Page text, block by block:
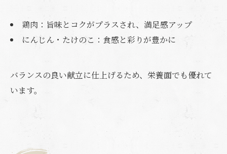
鶏肉：旨味とコクがプラスされ、満足感アップ
にんじん・たけのこ：食感と彩りが豊かに
バランスの良い献立に仕上げるため、栄養面でも優れて
います。